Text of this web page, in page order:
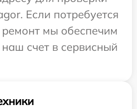
Если потребуется
мы обеспечим
счет в сервисный